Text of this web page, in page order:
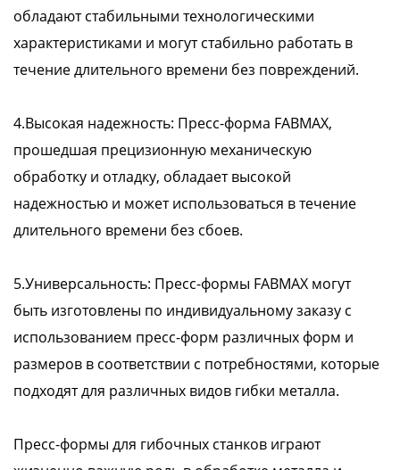
обладают стабильными технологическими
характеристиками и могут стабильно работать в
течение длительного времени без повреждений.
4.Высокая надежность: Пресс-форма FABMAX,
прошедшая прецизионную механическую
обработку и отладку, обладает высокой
надежностью и может использоваться в течение
длительного времени без сбоев.
5.Универсальность: Пресс-формы FABMAX могут
быть изготовлены по индивидуальному заказу с
использованием пресс-форм различных форм и
размеров в соответствии с потребностями, которые
подходят для различных видов гибки металла.
Пресс-формы для гибочных станков играют